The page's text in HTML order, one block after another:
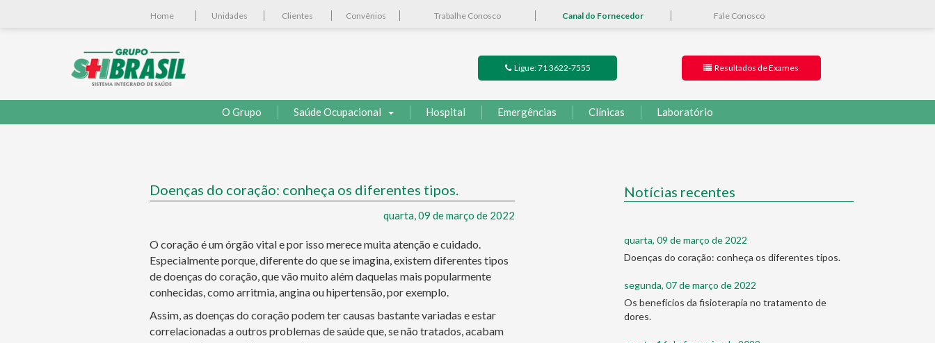
Home Unidades Clientes Convênios Trabalhe Conosco Canal do Fornecedor Fale Conosco
Ligue: 71 3622-7555 Resultados de Exames
O Grupo Saúde Ocupacional Hospital Emergências Clínicas Laboratório
Doenças do coração: conheça os diferentes tipos.
quarta, 09 de março de 2022
O coração é um órgão vital e por isso merece muita atenção e cuidado.
Especialmente porque, diferente do que se imagina, existem diferentes tipos
de doenças do coração, que vão muito além daquelas mais popularmente
conhecidas, como arritmia, angina ou hipertensão, por exemplo.
Assim, as doenças do coração podem ter causas bastante variadas e estar
correlacionadas a outros problemas de saúde que, se não tratados, acabam
Notícias recentes
quarta, 09 de março de 2022
Doenças do coração: conheça os diferentes tipos.
segunda, 07 de março de 2022
Os benefícios da fisioterapia no tratamento de
dores.